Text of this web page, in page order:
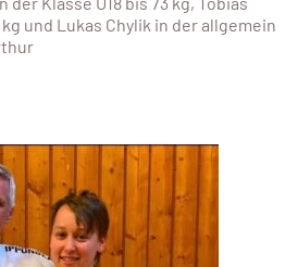
kg und Lukas Chylik in der allgemein